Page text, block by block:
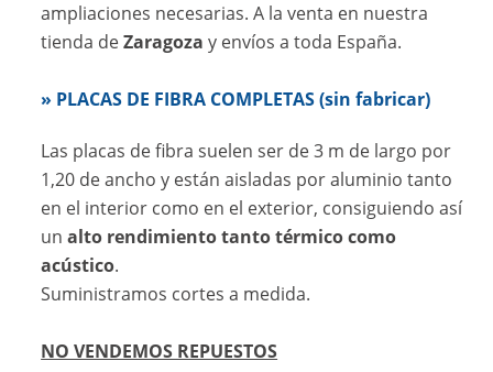
ampliaciones necesarias. A la venta en nuestra
tienda deZaragozay envíos a toda España.
» PLACAS DE FIBRA COMPLETAS (sin fabricar)
Las placas de fibra suelen ser de 3 m de largo por
1,20 de ancho y están aisladas por aluminio tanto
en el interior como en el exterior, consiguiendo así
unalto rendimiento tanto térmico como
acústico.
Suministramos cortes a medida.
NO VENDEMOS REPUESTOS